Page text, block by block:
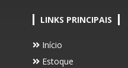
LINKS PRINCIPAIS
Início
Estoque